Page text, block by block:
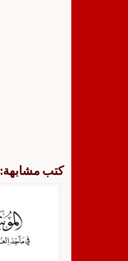
كتب مشابهة: